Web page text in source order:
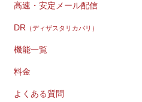
高速・安定メール配信
DR （ディザスタリカバリ）
機能一覧
料金
よくある質問